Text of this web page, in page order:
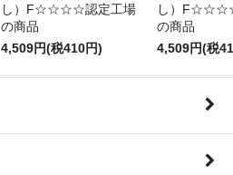
し）F☆☆☆☆認定工場
の商品
4,509円(税410円)
し）
の商品
4,509円(税